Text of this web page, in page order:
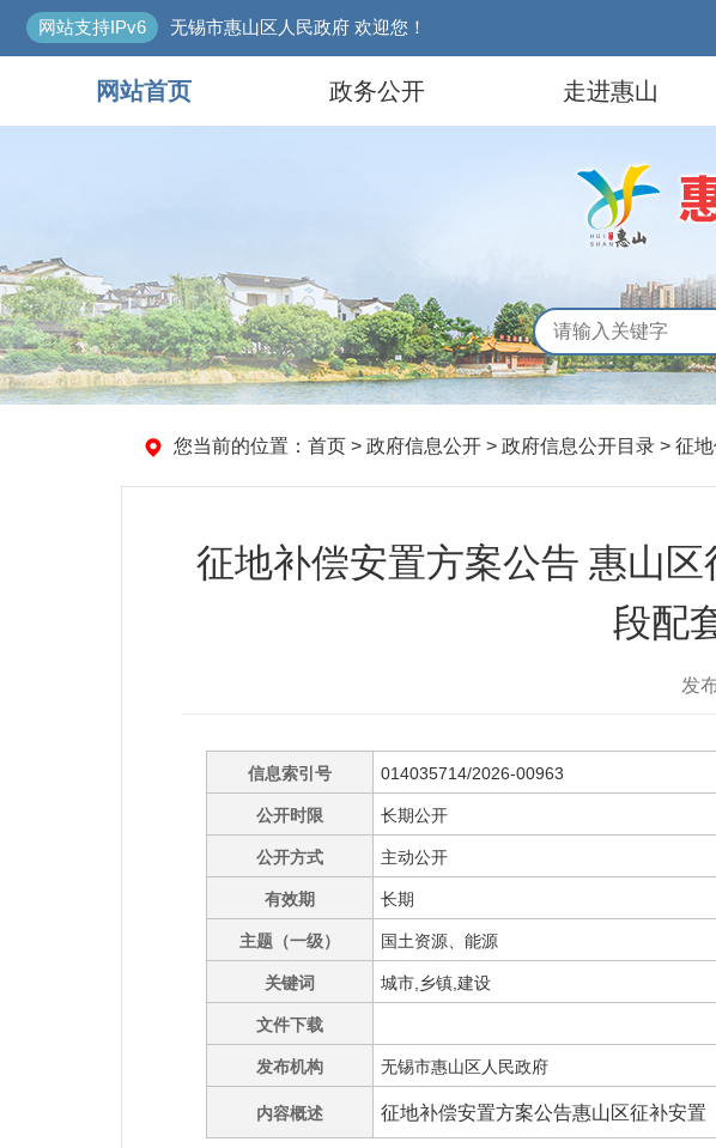
网站支持IPv6 无锡市惠山区人民政府 欢迎您！
网站首页 政务公开 走进惠山
您当前的位置： 首页 > 政府信息公开 > 政府信息公开目录 > 征
征地补偿安置方案公告 惠山区
段配
发
信息索引号 014035714/2026-00963
公开时限 长期公开
公开方式 主动公开
有效期 长期
主题（一级） 国土资源、能源
关键词 城市,乡镇,建设
文件下载
发布机构 无锡市惠山区人民政府
内容概述 征地补偿安置方案公告惠山区征补安置